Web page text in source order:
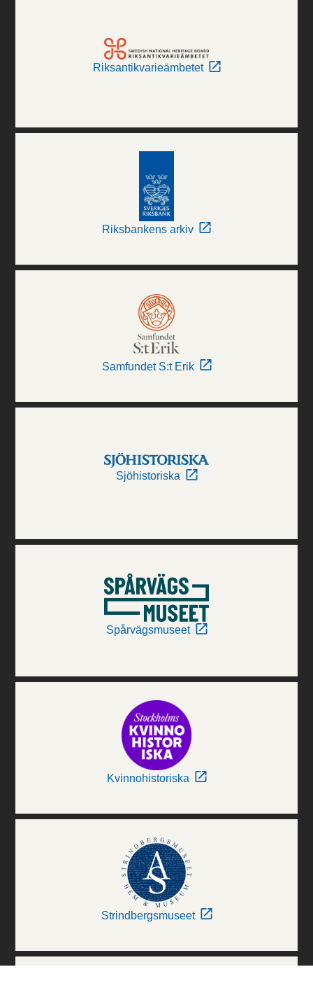
Riksantikvarieämbetet
Riksbankens arkiv
Samfundet S:t Erik
Sjöhistoriska
Spårvägsmuseet
Kvinnohistoriska
Strindbergsmuseet